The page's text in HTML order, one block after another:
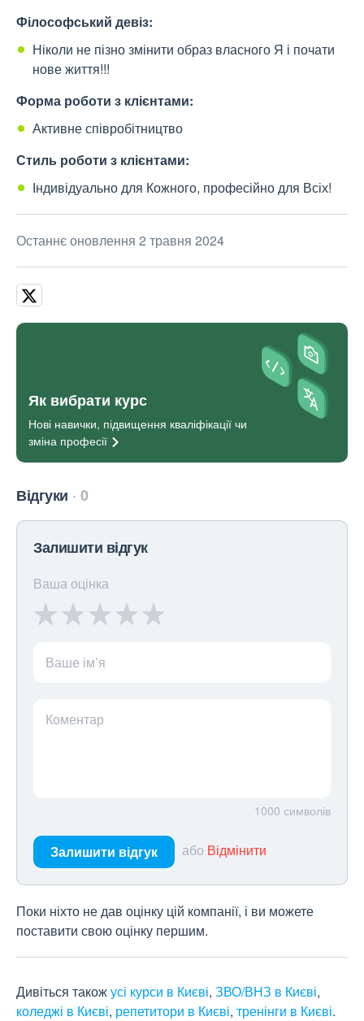
Філософський девіз:
Ніколи не пізно змінити образ власного Я і почати
нове життя!!!
Форма роботи з клієнтами:
Активне співробітництво
Стиль роботи з клієнтами:
Індивідуально для Кожного, професійно для Всіх!
Останнє оновлення 2 травня 2024
Як вибрати курс
Нові навички, підвищення кваліфікації чи
зміна професії
Відгуки 0
Залишити відгук
Ваша оцінка
Ваше ім’я
Коментар
1000 символів
Залишити відгук або Відмінити
Поки ніхто не дав оцінку цій компанії, і ви можете
поставити свою оцінку першим.
Дивіться такожусі курси в Києві, ЗВО/ВНЗ в Києві,
коледжі в Києві, репетитори в Києві, тренінги в Києві.